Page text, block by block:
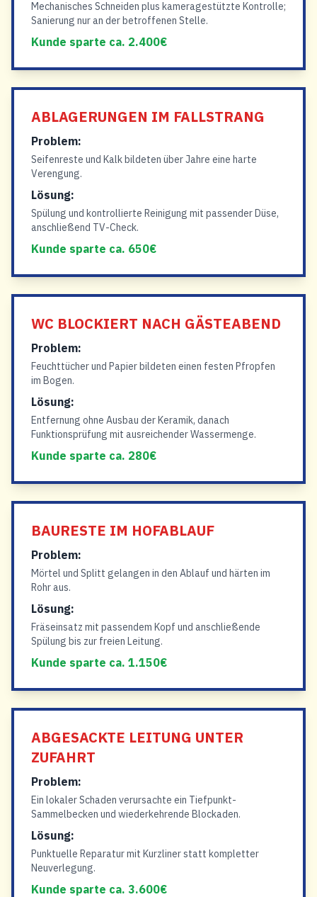
Mechanisches Schneiden plus kameragestützte Kontrolle;
Sanierung nur an der betroffenen Stelle.
Kunde sparte ca. 2.400€
ABLAGERUNGEN IM FALLSTRANG
Problem:
Seifenreste und Kalk bildeten über Jahre eine harte
Verengung.
Lösung:
Spülung und kontrollierte Reinigung mit passender Düse,
anschließend TV-Check.
Kunde sparte ca. 650€
WC BLOCKIERT NACH GÄSTEABEND
Problem:
Feuchttücher und Papier bildeten einen festen Pfropfen
im Bogen.
Lösung:
Entfernung ohne Ausbau der Keramik, danach
Funktionsprüfung mit ausreichender Wassermenge.
Kunde sparte ca. 280€
BAURESTE IM HOFABLAUF
Problem:
Mörtel und Splitt gelangen in den Ablauf und härten im
Rohr aus.
Lösung:
Fräseinsatz mit passendem Kopf und anschließende
Spülung bis zur freien Leitung.
Kunde sparte ca. 1.150€
ABGESACKTE LEITUNG UNTER
ZUFAHRT
Problem:
Ein lokaler Schaden verursachte ein Tiefpunkt-
Sammelbecken und wiederkehrende Blockaden.
Lösung:
Punktuelle Reparatur mit Kurzliner statt kompletter
Neuverlegung.
Kunde sparte ca. 3.600€